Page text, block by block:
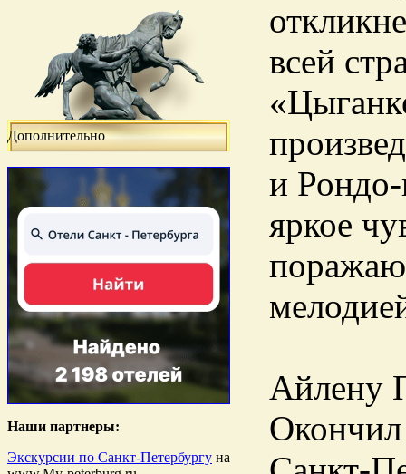
Дополнительно
Наши партнеры:
Экскурсии по Санкт-Петербургу на
всей
и
яркое
Айлену